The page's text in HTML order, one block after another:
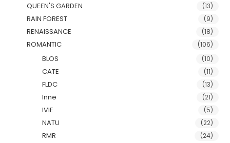
QUEEN'S GARDEN (13)
RAIN FOREST (9)
RENAISSANCE (18)
ROMANTIC (106)
BLOS (10)
CATE (11)
FLDC (13)
Inne (21)
IVIE (5)
NATU (22)
RMR (24)